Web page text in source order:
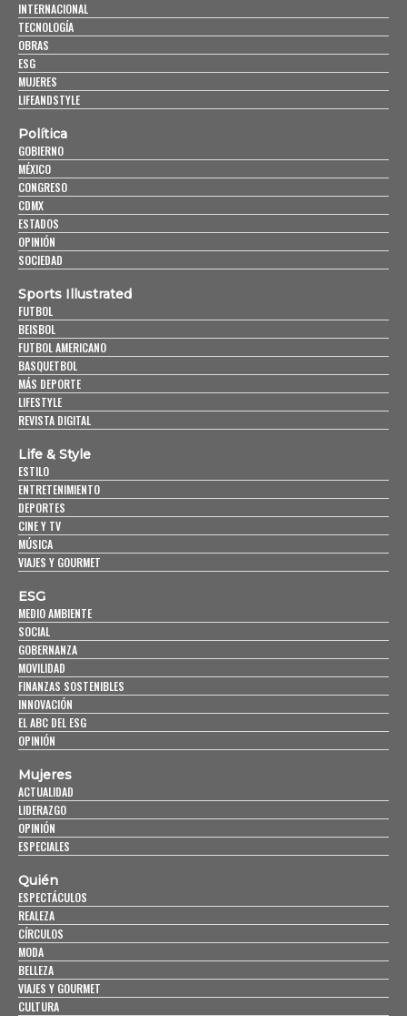
INTERNACIONAL
TECNOLOGÍA
OBRAS
ESG
MUJERES
LIFEANDSTYLE
Política
GOBIERNO
MÉXICO
CONGRESO
CDMX
ESTADOS
OPINIÓN
SOCIEDAD
Sports Illustrated
FUTBOL
BEISBOL
FUTBOL AMERICANO
BASQUETBOL
MÁS DEPORTE
LIFESTYLE
REVISTA DIGITAL
Life & Style
ESTILO
ENTRETENIMIENTO
DEPORTES
CINE Y TV
MÚSICA
VIAJES Y GOURMET
ESG
MEDIO AMBIENTE
SOCIAL
GOBERNANZA
MOVILIDAD
FINANZAS SOSTENIBLES
INNOVACIÓN
EL ABC DEL ESG
OPINIÓN
Mujeres
ACTUALIDAD
LIDERAZGO
OPINIÓN
ESPECIALES
Quién
ESPECTÁCULOS
REALEZA
CÍRCULOS
MODA
BELLEZA
VIAJES Y GOURMET
CULTURA